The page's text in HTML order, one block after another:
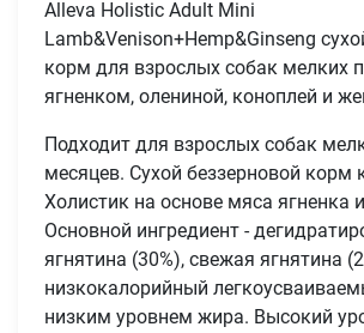
Alleva Holistic Adult Mini
Lamb&Venison+Hemp&Ginseng
корм для взрослых собак мелких
ягненком, олениной, коноплей и
Подходит для взрослых собак
месяцев. Сухой беззерновой корм
Холистик на основе мяса ягненка
Основной ингредиент -
ягнятина (30%), свежая ягнятина
низкокалорийный
низким уровнем жира. Высокий